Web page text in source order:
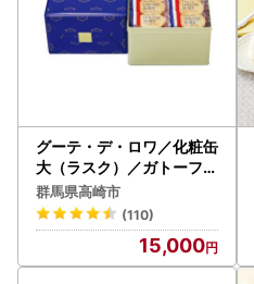
グーテ・デ・ロワ／化粧缶
大（ラスク）／ガトーフェ
スタハラダ
群馬県高崎市
(110)
15,000